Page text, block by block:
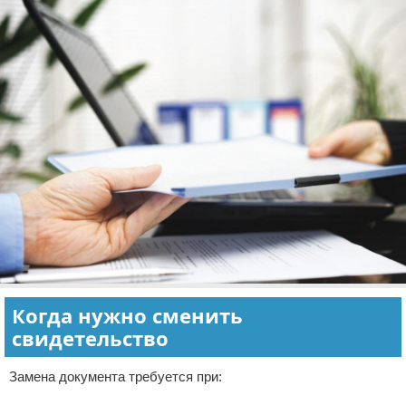
Когда нужно сменить
свидетельство
Замена документа требуется при: